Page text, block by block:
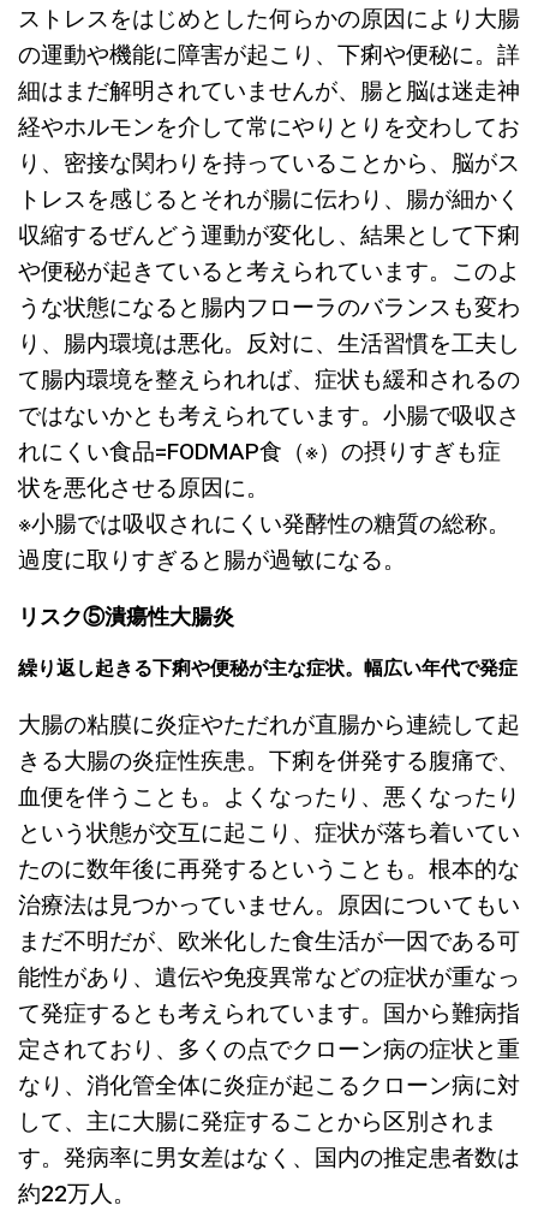
ストレスをはじめとした何らかの原因により大腸
の運動や機能に障害が起こり、下痢や便秘に。詳
細はまだ解明されていませんが、腸と脳は迷走神
経やホルモンを介して常にやりとりを交わしてお
り、密接な関わりを持っていることから、脳がス
トレスを感じるとそれが腸に伝わり、腸が細かく
収縮するぜんどう運動が変化し、結果として下痢
や便秘が起きていると考えられています。このよ
うな状態になると腸内フローラのバランスも変わ
り、腸内環境は悪化。反対に、生活習慣を工夫し
て腸内環境を整えられれば、症状も緩和されるの
ではないかとも考えられています。小腸で吸収さ
れにくい食品=FODMAP食（※）の摂りすぎも症
状を悪化させる原因に。
※小腸では吸収されにくい発酵性の糖質の総称。
過度に取りすぎると腸が過敏になる。
リスク⑤潰瘍性大腸炎
繰り返し起きる下痢や便秘が主な症状。幅広い年代で発症
大腸の粘膜に炎症やただれが直腸から連続して起
きる大腸の炎症性疾患。下痢を併発する腹痛で、
血便を伴うことも。よくなったり、悪くなったり
という状態が交互に起こり、症状が落ち着いてい
たのに数年後に再発するということも。根本的な
治療法は見つかっていません。原因についてもい
まだ不明だが、欧米化した食生活が一因である可
能性があり、遺伝や免疫異常などの症状が重なっ
て発症するとも考えられています。国から難病指
定されており、多くの点でクローン病の症状と重
なり、消化管全体に炎症が起こるクローン病に対
して、主に大腸に発症することから区別されま
す。発病率に男女差はなく、国内の推定患者数は
約22万人。